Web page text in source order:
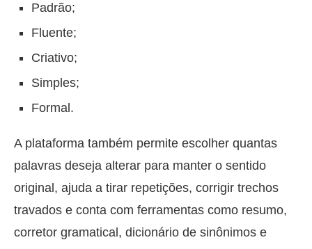
Padrão;
Fluente;
Criativo;
Simples;
Formal.
A plataforma também permite escolher quantas
palavras deseja alterar para manter o sentido
original, ajuda a tirar repetições, corrigir trechos
travados e conta com ferramentas como resumo,
corretor gramatical, dicionário de sinônimos e